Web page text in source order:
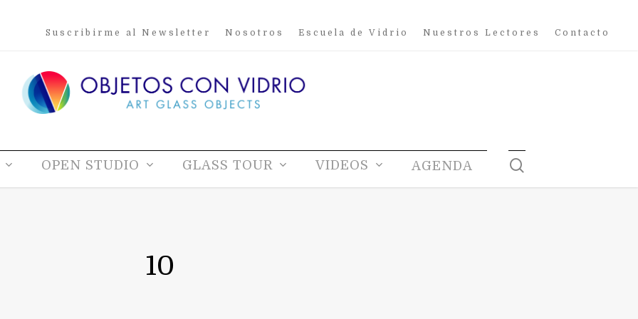
Suscribirme al Newsletter Nosotros Escuela de Vidrio Nuestros Lectores Contacto
OPEN STUDIO GLASS TOUR VIDEOS AGENDA
10